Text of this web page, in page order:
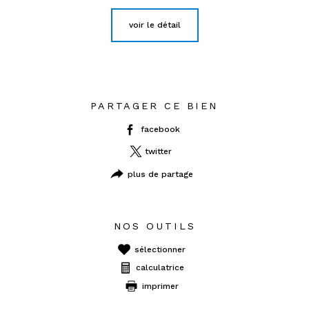
voir le détail
PARTAGER CE BIEN
facebook
twitter
plus de partage
NOS OUTILS
sélectionner
calculatrice
imprimer